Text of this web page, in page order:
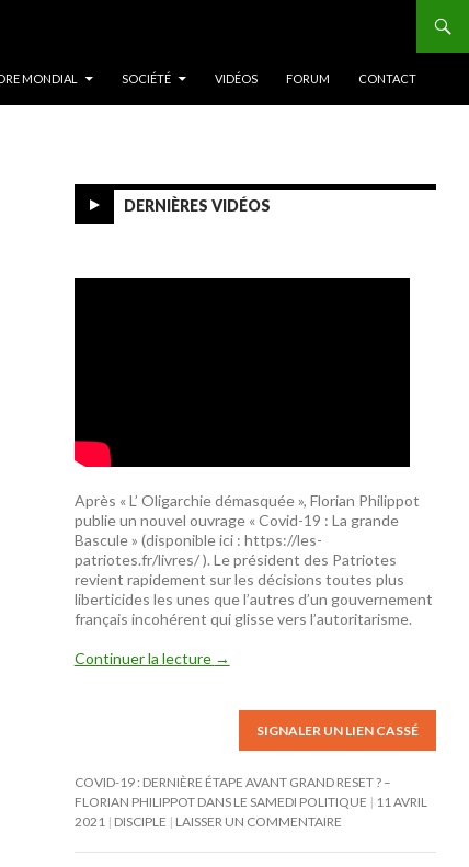
MONDIAL SOCIÉTÉ VIDÉOS FORUM CONTACT
DERNIÈRES VIDÉOS
Après « L’ Oligarchie démasquée », Florian Philippot
publie un nouvel ouvrage « Covid-19 : La grande
Bascule » (disponible ici : https://les-
patriotes.fr/livres/). Le président des Patriotes
revient rapidement sur les décisions toutes plus
liberticides les unes que l’autres d’un gouvernement
français incohérent qui glisse vers l’autoritarisme.
Continuer la lecture →
SIGNALER UN LIEN CASSÉ
COVID-19 : DERNIÈRE ÉTAPE AVANT GRAND RESET ? –
FLORIAN PHILIPPOT DANS LE SAMEDI POLITIQUE
11 AVRIL
2021
DISCIPLE LAISSER UN COMMENTAIRE